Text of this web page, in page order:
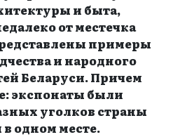
и быта,
от местечка
примеры
и народного
Беларуси. Причем
экспонаты были
уголков страны
одном месте.